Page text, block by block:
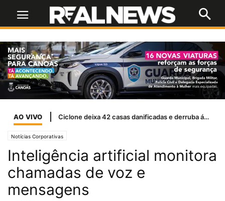
AO VIVO Ciclone deixa 42 casas danificadas e derruba árvores em Canoas
Notícias Corporativas
Inteligência artificial monitora
chamadas de voz e
mensagens